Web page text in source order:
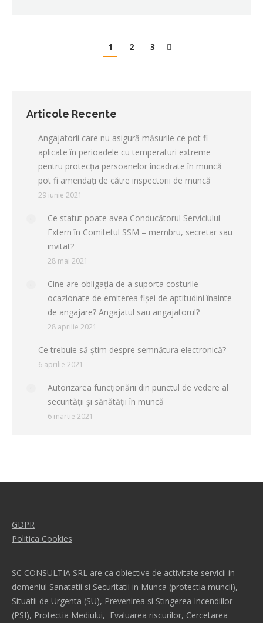
1 2 3
Articole Recente
Angajatorii care nu asigură măsurile ce pot fi
aplicate în perioadele cu temperaturi extreme
pentru protecţia persoanelor încadrate în muncă
pot fi amendați de către inspectorii de muncă
29 iunie 2021
Ce statut poate avea Conducătorul Serviciului
Extern în Comitetul SSM – membru, secretar sau
invitat?
28 mai 2021
Cine are obligația de a suporta costurile
ocazionate de emiterea fișei de aptitudini înainte
de angajare? Angajatul sau angajatorul?
28 aprilie 2021
Ce trebuie să știm despre semnătura electronică?
6 aprilie 2021
Autorizarea funcţionării din punctul de vedere al
securităţii şi sănătăţii în muncă
6 martie 2021
GDPR
Politica Cookies
SC CONSULTIA SRL are ca obiective de activitate servicii in
domeniul Sanatatii si Securitatii in Munca (protectia muncii),
Situatii de Urgenta (SU), Prevenirea si Stingerea Incendiilor
(PSI), Protectia Mediului, Evaluarea riscurilor, Cercetarea